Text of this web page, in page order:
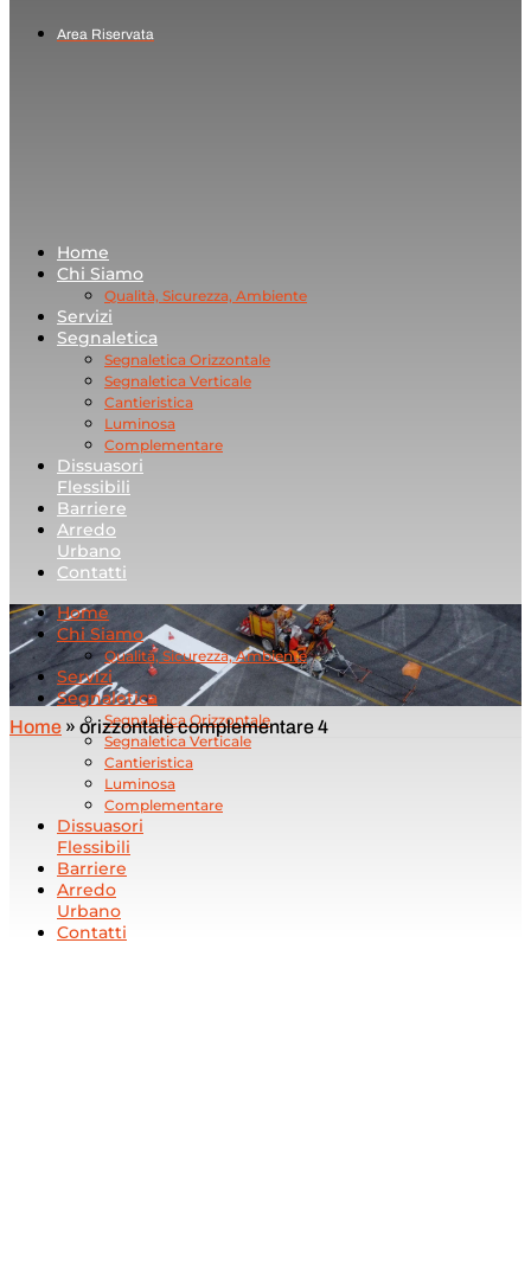
Area Riservata
Home
Chi Siamo
Qualità, Sicurezza, Ambiente
Servizi
Segnaletica
Segnaletica Orizzontale
Segnaletica Verticale
Cantieristica
Luminosa
Complementare
Dissuasori
Flessibili
Barriere
Arredo
Urbano
Contatti
Home
Chi Siamo
Qualità, Sicurezza, Ambiente
Servizi
Segnaletica
Segnaletica Orizzontale
Segnaletica Verticale
Cantieristica
Luminosa
Complementare
Dissuasori
Flessibili
Barriere
Arredo
Urbano
Contatti
Home » orizzontale complementare 4